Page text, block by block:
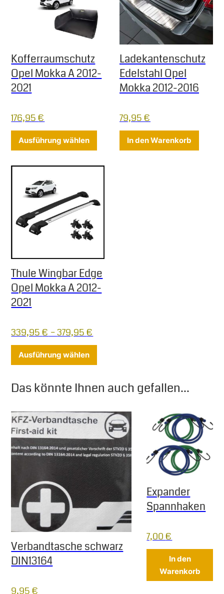
Kofferraumschutz
Opel Mokka A 2012-
2021
176,95€
Ausführung wählen Dieses Produkt weist mehrere
Ladekantenschutz
Edelstahl Opel
Mokka 2012-2016
79,95€
In den Warenkorb
Thule Wingbar Edge
Opel Mokka A 2012-
2021
339,95€ –379,95€
Ausführung wählen
Das könnte Ihnen auch gefallen...
Verbandtasche schwarz
DIN13164
9,95€
Expander
Spannhaken
7,00€
In den
Warenkorb